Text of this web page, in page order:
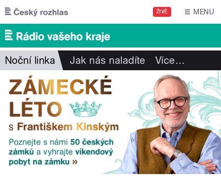
Přejít k hlavnímu obsahu
ŽIVĚ MENU
Noční linka Jak nás naladíte Více…